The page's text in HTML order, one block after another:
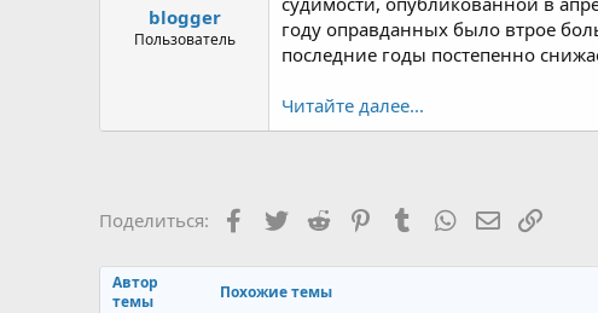
л
а
blogger
Пользователь
году оправданных было втрое
последние годы постепенно
Читайте далее...
Поделиться: Facebook
TwitterReddit PinterestTumblrWhatsAppСсылка
Автор
темы
Похожие темы